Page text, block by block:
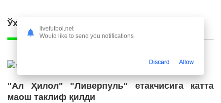
Ўхшаш янгиликлар
"Ал Ҳилол" "Ливерпуль" етакчисига катта
маош таклиф қилди
livefutbol.net
Would like to send you notifications
Discard Allow